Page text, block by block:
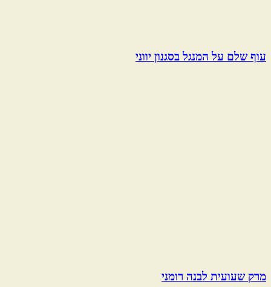
עוף שלם על המנגל בסגנון יווני
מרק שעועית לבנה רומני